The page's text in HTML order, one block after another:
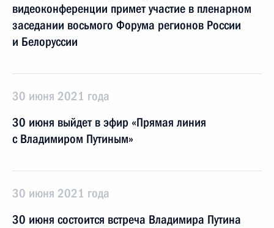
видеоконференции примет участие в пленарном
заседании восьмого Форума регионов России
и Белоруссии
30 июня 2021 года
30 июня выйдет в эфир «Прямая линия
с Владимиром Путиным»
30 июня 2021 года
30 июня состоится встреча Владимира Путина